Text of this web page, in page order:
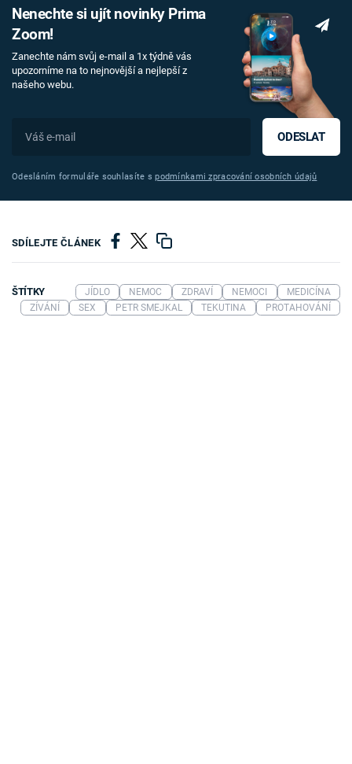
Nenechte si ujít novinky Prima
Zoom!
Zanechte nám svůj e-mail a 1x týdně vás
upozorníme na to nejnovější a nejlepší z
našeho webu.
ODESLAT
Odesláním formuláře souhlasíte spodmínkami zpracování osobních údajů
SDÍLEJTE ČLÁNEK
ŠTÍTKY JÍDLO NEMOC ZDRAVÍ NEMOCI
MEDICÍNA
ZÍVÁNÍ
SEX PETR SMEJKAL TEKUTINA PROTAHOVÁNÍ